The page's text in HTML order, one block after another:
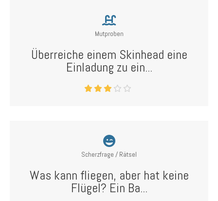
Mutproben
Überreiche einem Skinhead eine
Einladung zu ein...
Scherzfrage / Rätsel
Was kann fliegen, aber hat keine
Flügel? Ein Ba...